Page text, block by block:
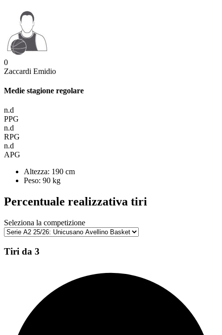
0
Zaccardi Emidio
Medie stagione regolare
n.d
PPG
n.d
RPG
n.d
APG
Altezza: 190 cm
Peso: 90 kg
Percentuale realizzativa tiri
Seleziona la competizione
Tiri da 3